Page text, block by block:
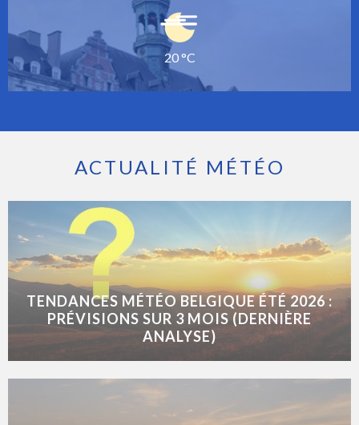
20 °C
ACTUALITÉ MÉTÉO
TENDANCES MÉTÉO BELGIQUE ÉTÉ 2026 :
PRÉVISIONS SUR 3 MOIS (DERNIÈRE
ANALYSE)